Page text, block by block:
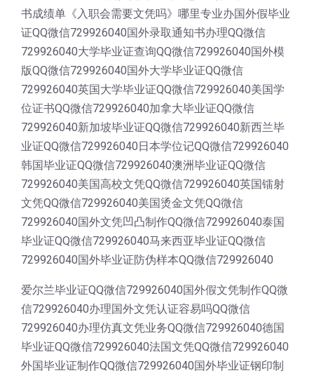
书成绩单《入职会需要文凭吗》哪里专业办国外假毕业
证QQ微信729926040国外录取通知书办理QQ微信
729926040大学毕业证查询QQ微信729926040国外模
版QQ微信729926040国外大学毕业证QQ微信
729926040英国大学毕业证QQ微信729926040美国学
位证书QQ微信729926040加拿大毕业证QQ微信
729926040新加坡毕业证QQ微信729926040新西兰毕
业证QQ微信729926040日本学位记QQ微信729926040
韩国毕业证QQ微信729926040澳洲毕业证QQ微信
729926040美国高校文凭QQ微信729926040英国镭射
文凭QQ微信729926040美国烫金文凭QQ微信
729926040国外文凭凹凸制作QQ微信729926040泰国
毕业证QQ微信729926040马来西亚毕业证QQ微信
729926040国外毕业证防伪样本QQ微信729926040
爱尔兰毕业证QQ微信729926040国外假文凭制作QQ微
信729926040办理国外文凭认证容易吗QQ微信
729926040办理仿真文凭业务QQ微信729926040德国
毕业证QQ微信729926040法国文凭QQ微信729926040
外国毕业证制作QQ微信729926040国外毕业证钢印制